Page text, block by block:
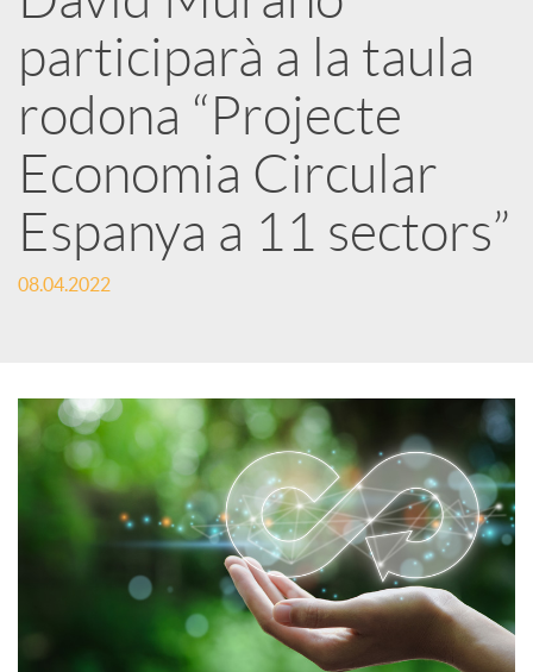
a
r
x
e
S
o
i
participarà a la taula
rodona “Projecte
Economia Circular
Espanya a 11 sectors”
08.04.2022